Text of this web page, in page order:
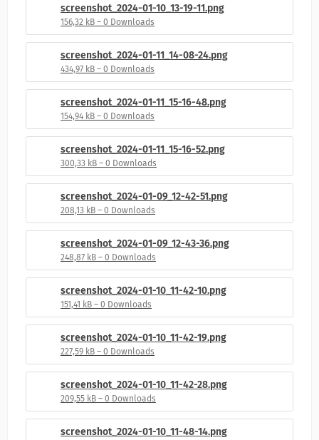
screenshot_2024-01-10_13-19-11.png
156,32 kB – 0 Downloads
screenshot_2024-01-11_14-08-24.png
434,97 kB – 0 Downloads
screenshot_2024-01-11_15-16-48.png
154,94 kB – 0 Downloads
screenshot_2024-01-11_15-16-52.png
300,33 kB – 0 Downloads
screenshot_2024-01-09_12-42-51.png
208,13 kB – 0 Downloads
screenshot_2024-01-09_12-43-36.png
248,87 kB – 0 Downloads
screenshot_2024-01-10_11-42-10.png
151,41 kB – 0 Downloads
screenshot_2024-01-10_11-42-19.png
227,59 kB – 0 Downloads
screenshot_2024-01-10_11-42-28.png
209,55 kB – 0 Downloads
screenshot_2024-01-10_11-48-14.png